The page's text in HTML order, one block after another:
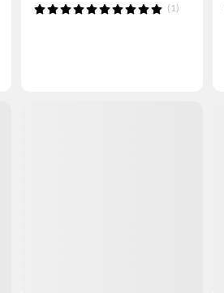
(1)